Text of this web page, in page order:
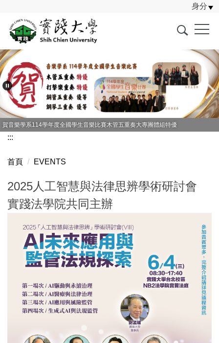
主
內
容
區
身分
賀音樂學系114學年度全國學生音樂比賽木管五重奏大專團體組特優
:::
首頁 EVENTS
2025人工智慧與法律思辨學術研討會
實踐法學院共同主辦